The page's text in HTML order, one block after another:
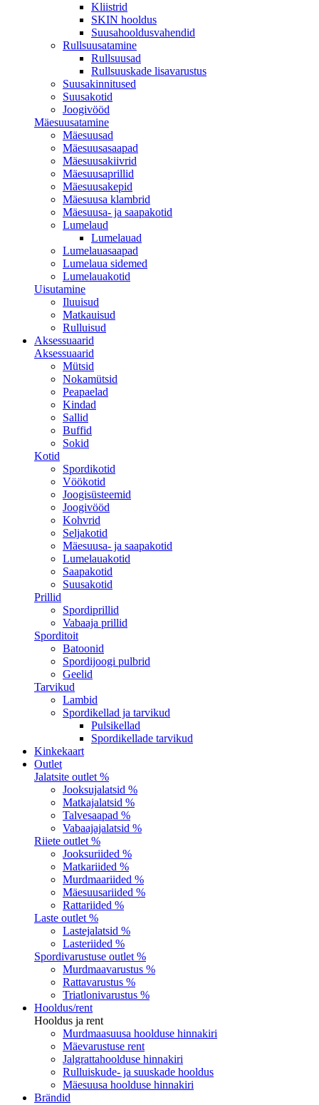
Kliistrid
SKIN hooldus
Suusahooldusvahendid
Rullsuusatamine
Rullsuusad
Rullsuuskade lisavarustus
Suusakinnitused
Suusakotid
Joogivööd
Mäesuusatamine
Mäesuusad
Mäesuusasaapad
Mäesuusakiivrid
Mäesuusaprillid
Mäesuusakepid
Mäesuusa klambrid
Mäesuusa- ja saapakotid
Lumelaud
Lumelauad
Lumelauasaapad
Lumelaua sidemed
Lumelauakotid
Uisutamine
Iluuisud
Matkauisud
Rulluisud
Aksessuaarid
Aksessuaarid
Mütsid
Nokamütsid
Peapaelad
Kindad
Sallid
Buffid
Sokid
Kotid
Spordikotid
Vöökotid
Joogisüsteemid
Joogivööd
Kohvrid
Seljakotid
Mäesuusa- ja saapakotid
Lumelauakotid
Saapakotid
Suusakotid
Prillid
Spordiprillid
Vabaaja prillid
Sporditoit
Batoonid
Spordijoogi pulbrid
Geelid
Tarvikud
Lambid
Spordikellad ja tarvikud
Pulsikellad
Spordikellade tarvikud
Kinkekaart
Outlet
Jalatsite outlet %
Jooksujalatsid %
Matkajalatsid %
Talvesaapad %
Vabaajajalatsid %
Riiete outlet %
Jooksuriided %
Matkariided %
Murdmaariided %
Mäesuusariided %
Rattariided %
Laste outlet %
Lastejalatsid %
Lasteriided %
Spordivarustuse outlet %
Murdmaavarustus %
Rattavarustus %
Triatlonivarustus %
Hooldus/rent
Hooldus ja rent
Murdmaasuusa hoolduse hinnakiri
Mäevarustuse rent
Jalgrattahoolduse hinnakiri
Rulluiskude- ja suuskade hooldus
Mäesuusa hoolduse hinnakiri
Brändid